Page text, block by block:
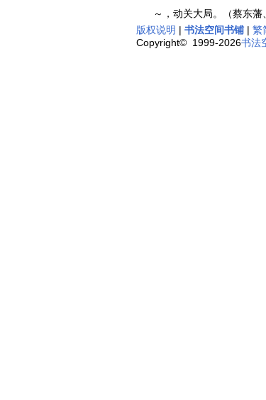
～，动关大局。（蔡东藩
版权说明 | 书法空间书铺 | 繁
Copyright© 1999-2026书法